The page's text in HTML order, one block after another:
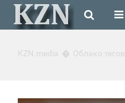
KZN.media Облако тегов